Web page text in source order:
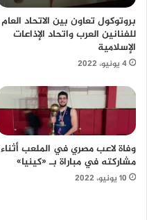
بروتوكول تعاون بين الاتحاد العام
للفنانين العرب واتحاد الإذاعات
الإسلامية
4 يونيو، 2022
وفاة لاعب مصري في الملعب أثناء
مشاركته في مباراة بـ «كينيا»
10 يونيو، 2022